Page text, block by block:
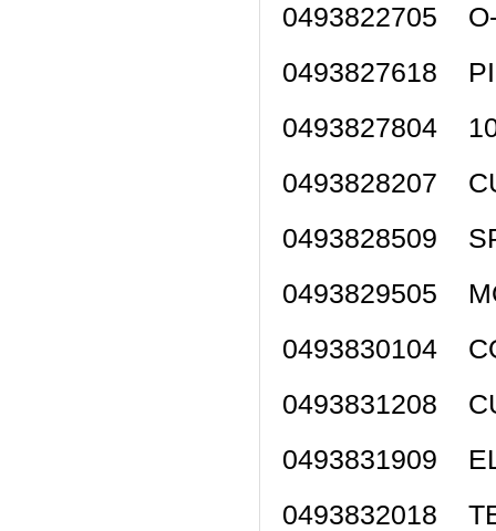
0493822705
0493827618
0493827804
0493828207
0493828509
0493829505
0493830104
0493831208
0493831909